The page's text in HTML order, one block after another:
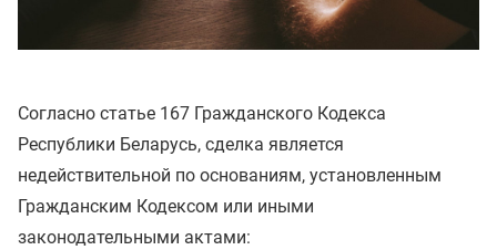
Согласно статье 167 Гражданского Кодекса
Республики Беларусь, сделка является
недействительной по основаниям, установленным
Гражданским Кодексом или иными
законодательными актами: